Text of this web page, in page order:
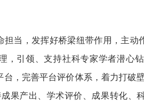
担当，发挥好桥梁纽带作用，主动
，引领、支持社科专家学者潜心
，完善平台评价体系， 着力打破
果产出、学术评价、成果转化、